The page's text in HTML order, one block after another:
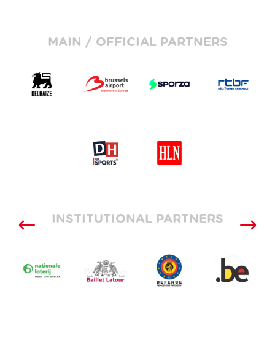
MAIN / OFFICIAL PARTNERS
SUPPLIERS
INSTITUTIONAL PARTNERS